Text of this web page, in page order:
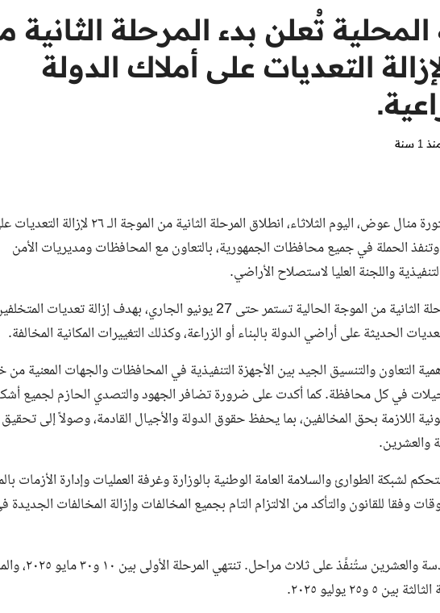
المحلية تُعلن بدء المرحلة الثانية
الـ26 لإزالة التعديات على أملاك الدولة
1 سنة
أعلنت وزيرة التنمية المحلية، الدكتورة منال عوض، اليوم الثلاثاء، انطلاق المرحلة الثانية من الموجة الـ ٢٦
وتنفذ الحملة في جميع محافظات الجمهورية، بالتعاون مع المحافظات ومديريات الأمن
واللجنة العليا لاستصلاح الأراضي.
وقال وزير التنمية المحلية إن المرحلة الثانية من الموجة الحالية تستمر حتى 27 يونيو الجاري، بهدف إزالة
الحديثة على أراضي الدولة بالبناء أو الزراعة، وكذلك التغييرات المكانية المخالفة.
التعاون والتنسيق الجيد بين الأجهزة التنفيذية في المحافظات والجهات المعنية من
في كل محافظة. كما أكدت على ضرورة تضافر الجهود والتصدي الحازم لجميع
اللازمة بحق المخالفين، بما يحفظ حقوق الدولة والأجيال القادمة، وصولاً إلى
والعشرين.
لشبكة الطوارئ والسلامة العامة الوطنية بالوزارة وغرفة العمليات وإدارة الأزمات
وفقا للقانون والتأكد من الالتزام التام بجميع المخالفات وإزالة المخالفات
تجدر الإشارة إلى أن الموجة السادسة والعشرين ستُنفَّذ